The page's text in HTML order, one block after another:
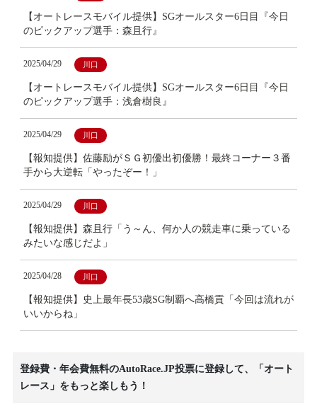
【オートレースモバイル提供】SGオールスター6日目『今日
のピックアップ選手：森且行』
2025/04/29 川口
【オートレースモバイル提供】SGオールスター6日目『今日
のピックアップ選手：浅倉樹良』
2025/04/29 川口
【報知提供】佐藤励がＳＧ初優出初優勝！最終コーナー３番
手から大逆転「やったぞー！」
2025/04/29 川口
【報知提供】森且行「う～ん、何か人の競走車に乗っている
みたいな感じだよ」
2025/04/28 川口
【報知提供】史上最年長53歳SG制覇へ高橋貢「今回は流れが
いいからね」
登録費・年会費無料のAutoRace.JP投票に登録して、「オート
レース」をもっと楽しもう！